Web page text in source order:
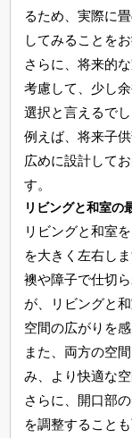
るため、実際に
してみることを
さらに、将来的
考慮して、少し
選択と言えるでし
例えば、将来子
広めに設計して
す。
リビングと和室の
リビングと和室
を大きく左右しま
襖や障子で仕切
が、リビングと
空間の広がりを
また、両方の空
み、より快適な
さらに、開口部
を調整することも